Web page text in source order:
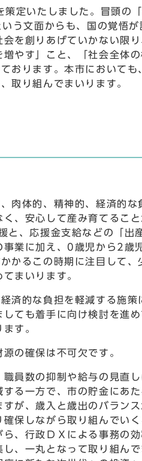
定いたしました。冒頭の
う文面からも、国の覚悟
を創りあげていかない限
やす」こと、「社会全体
おります。本市において
取り組んでまいります。
体的、精神的、経済的な
、安心して産み育てるこ
、応援金支給などの「出
業に加え、0歳児から2歳
かるこの時期に注目して
まいります。
的な負担を軽減する施
ても着手に向け検討を進
す。
の確保は不可欠です。
員数の抑制や給与の見直
る一方で、市の貯金にあ
が、歳入と歳出のバラン
保しながら取り組んでい
、行政ＤＸによる事務の
、一丸となって取り組ん